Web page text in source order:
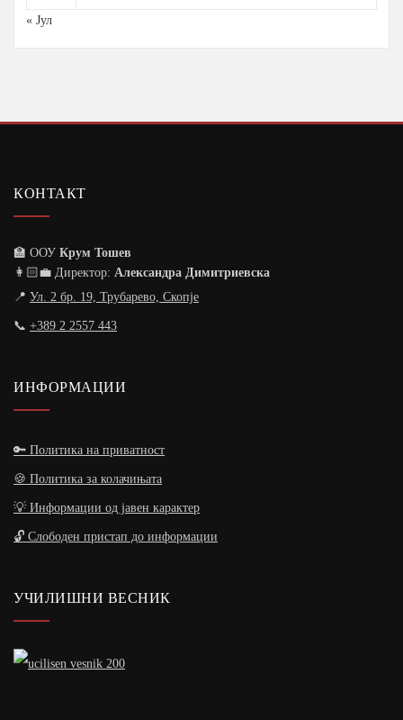
« Јул
КОНТАКТ
🏫 ООУ Крум Тошев
👩🏻‍💼 Директор: Александра Димитриевска
📍 Ул. 2 бр. 19, Трубарево, Скопје
📞 +389 2 2557 443
ИНФОРМАЦИИ
🔑 Политика на приватност
🍪 Политика за колачињата
💡 Информации од јавен карактер
🔓 Слободен пристап до информации
УЧИЛИШНИ ВЕСНИК